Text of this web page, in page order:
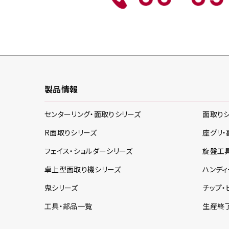
製品情報
センターリング・面取り シリーズ 面取り
R面取りシリーズ
座グリ
フェイス・ショルダーシリーズ
旋盤工
卓上型面取り機シリーズ
ハンデ
鬼シリーズ
チップ
工具・部品一覧
生産終